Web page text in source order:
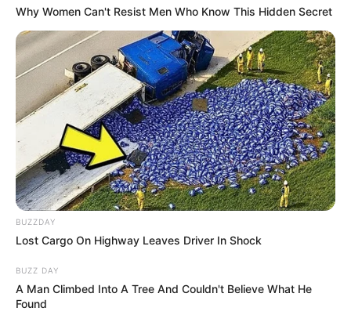
Why Women Can't Resist Men Who Know This Hidden Secret
BUZZDAY
Lost Cargo On Highway Leaves Driver In Shock
BUZZ DAY
A Man Climbed Into A Tree And Couldn't Believe What He
Found